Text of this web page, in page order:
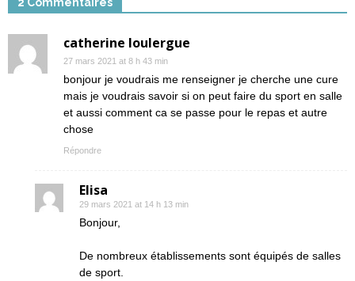
catherine loulergue
27 mars 2021 at 8 h 43 min
bonjour je voudrais me renseigner je cherche une cure
mais je voudrais savoir si on peut faire du sport en salle
et aussi comment ca se passe pour le repas et autre
chose
Répondre
Elisa
29 mars 2021 at 14 h 13 min
Bonjour,
De nombreux établissements sont équipés de salles
de sport.